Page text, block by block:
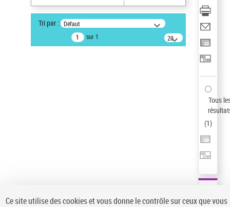
Statut de la notice d’autorité
Notice élémentaire
Type de notice d'autorité
Tri par : Défaut
sur 1
20
résultats/page
Tous
(1)
Ce site utilise des cookies et vous donne le contrôle sur ceux que vous